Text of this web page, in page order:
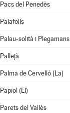
Pacs del Penedès
Palafolls
Palau-solità i Plegamans
Pallejà
Palma de Cervelló (La)
Papiol (El)
Parets del Vallès